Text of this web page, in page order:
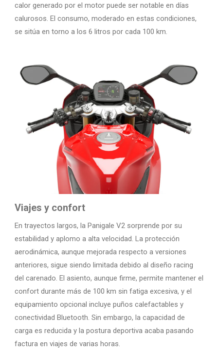
calor generado por el motor puede ser notable en días
calurosos. El consumo, moderado en estas condiciones,
se sitúa en torno a los 6 litros por cada 100 km.
Viajes y confort
En trayectos largos, la Panigale V2 sorprende por su
estabilidad y aplomo a alta velocidad. La protección
aerodinámica, aunque mejorada respecto a versiones
anteriores, sigue siendo limitada debido al diseño racing
del carenado. El asiento, aunque firme, permite mantener el
confort durante más de 100 km sin fatiga excesiva, y el
equipamiento opcional incluye puños calefactables y
conectividad Bluetooth. Sin embargo, la capacidad de
carga es reducida y la postura deportiva acaba pasando
factura en viajes de varias horas.